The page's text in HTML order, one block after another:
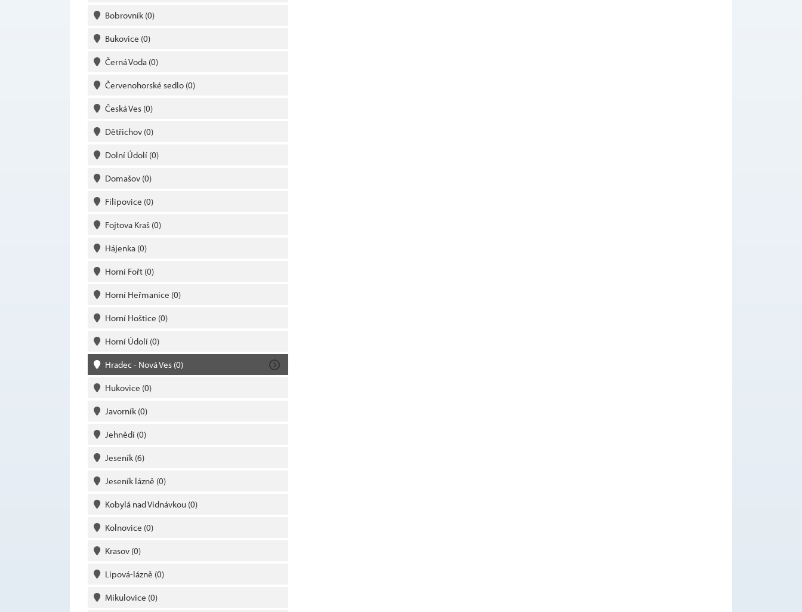
Bobrovník (0)
Bukovice (0)
Černá Voda (0)
Červenohorské sedlo (0)
Česká Ves (0)
Dětřichov (0)
Dolní Údolí (0)
Domašov (0)
Filipovice (0)
Fojtova Kraš (0)
Hájenka (0)
Horní Fořt (0)
Horní Heřmanice (0)
Horní Hoštice (0)
Horní Údolí (0)
Hradec - Nová Ves (0)
Hukovice (0)
Javorník (0)
Jehnědí (0)
Jeseník (6)
Jeseník lázně (0)
Kobylá nad Vidnávkou (0)
Kolnovice (0)
Krasov (0)
Lipová-lázně (0)
Mikulovice (0)